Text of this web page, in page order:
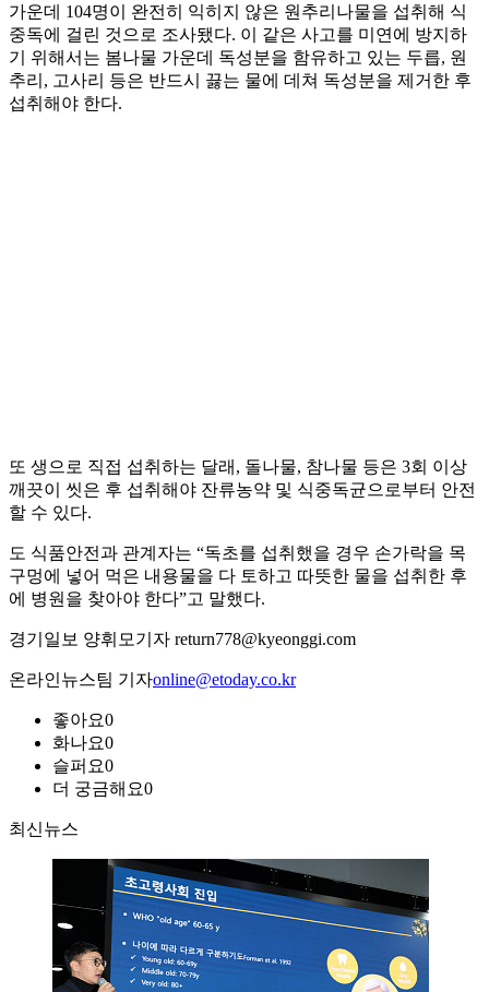
가운데 104명이 완전히 익히지 않은 원추리나물을 섭취해 식
중독에 걸린 것으로 조사됐다. 이 같은 사고를 미연에 방지하
기 위해서는 봄나물 가운데 독성분을 함유하고 있는 두릅, 원
추리, 고사리 등은 반드시 끓는 물에 데쳐 독성분을 제거한 후
섭취해야 한다.
또 생으로 직접 섭취하는 달래, 돌나물, 참나물 등은 3회 이상
깨끗이 씻은 후 섭취해야 잔류농약 및 식중독균으로부터 안전
할 수 있다.
도 식품안전과 관계자는 “독초를 섭취했을 경우 손가락을 목
구멍에 넣어 먹은 내용물을 다 토하고 따뜻한 물을 섭취한 후
에 병원을 찾아야 한다”고 말했다.
경기일보 양휘모기자 return778@kyeonggi.com
온라인뉴스팀 기자online@etoday.co.kr
좋아요0
화나요0
슬퍼요0
더 궁금해요0
최신뉴스